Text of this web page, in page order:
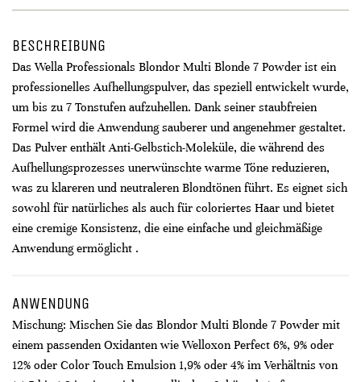
BESCHREIBUNG
Das Wella Professionals Blondor Multi Blonde 7 Powder ist ein
professionelles Aufhellungspulver, das speziell entwickelt wurde,
um bis zu 7 Tonstufen aufzuhellen. Dank seiner staubfreien
Formel wird die Anwendung sauberer und angenehmer gestaltet.
Das Pulver enthält Anti-Gelbstich-Moleküle, die während des
Aufhellungsprozesses unerwünschte warme Töne reduzieren,
was zu klareren und neutraleren Blondtönen führt. Es eignet sich
sowohl für natürliches als auch für coloriertes Haar und bietet
eine cremige Konsistenz, die eine einfache und gleichmäßige
Anwendung ermöglicht .​
ANWENDUNG
Mischung: Mischen Sie das Blondor Multi Blonde 7 Powder mit
einem passenden Oxidanten wie Welloxon Perfect 6%, 9% oder
12% oder Color Touch Emulsion 1,9% oder 4% im Verhältnis von